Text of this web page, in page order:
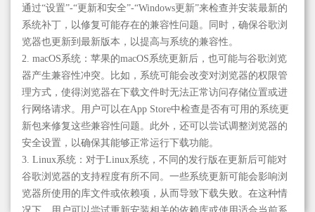
通过“设置”-“更新和安全”-“Windows更新”来检查并安装最新的
系统补丁，以修复可能存在的兼容性问题。同时，确保谷歌浏
览器也更新到最新版本，以提高与系统的兼容性。
2. macOS系统：苹果的macOS系统更新后，也可能与谷歌浏览
器产生兼容性冲突。比如，系统可能会改变对浏览器的权限管
理方式，使得浏览器在下载文件时无法正常访问存储位置或进
行网络请求。用户可以在App Store中检查是否有可用的系统更
新包来修复这些兼容性问题。此外，还可以尝试调整浏览器的
安全设置，以确保其能够正常运行下载功能。
3. Linux系统：对于Linux系统，不同的发行版在更新后可能对
谷歌浏览器的支持程度有所不同。一些系统更新可能会影响浏
览器所使用的库文件或依赖项，从而导致下载失败。在这种情